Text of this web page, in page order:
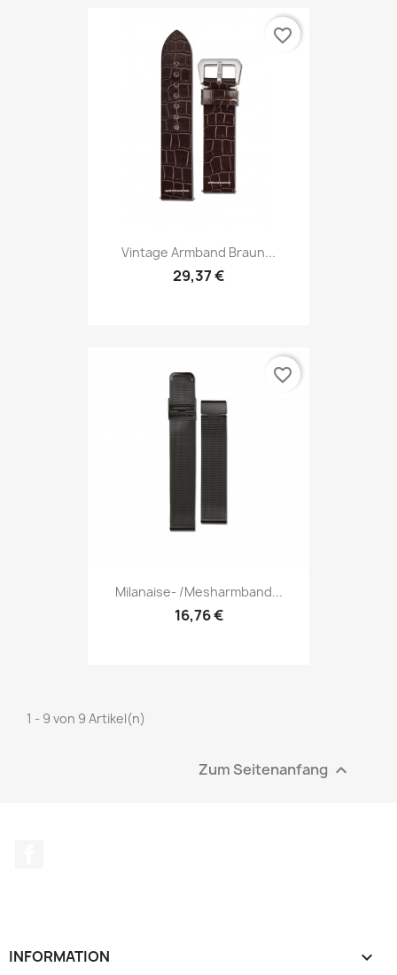
Vintage Armband Braun...
29,37 €
favorite_border
Milanaise- /Mesharmband...
16,76 €
favorite_border
1 - 9 von 9 Artikel(n)
Zum Seitenanfang 
INFORMATION 